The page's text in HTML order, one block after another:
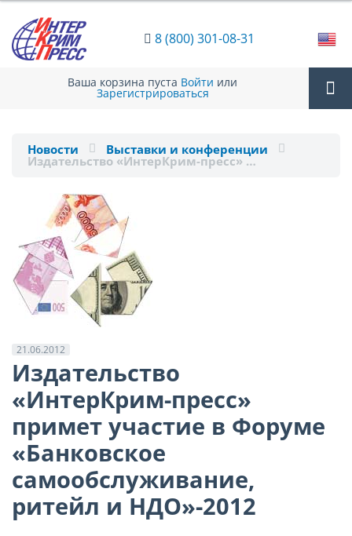
8 (800) 301-08-31
Ваша корзина пуста Войти или
Зарегистрироваться
Новости Выставки и конференции
Издательство «ИнтерКрим-пресс» …
21.06.2012
Издательство
«ИнтерКрим-пресс»
примет участие в Форуме
«Банковское
самообслуживание,
ритейл и НДО»-2012